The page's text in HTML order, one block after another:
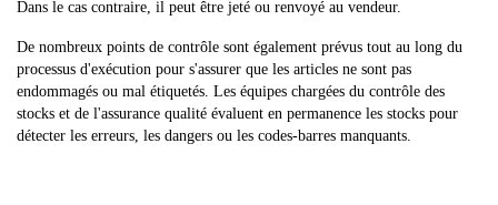
Dans le cas contraire, il peut être jeté ou renvoyé au vendeur.
De nombreux points de contrôle sont également prévus tout au long du
processus d'exécution pour s'assurer que les articles ne sont pas
endommagés ou mal étiquetés. Les équipes chargées du contrôle des
stocks et de l'assurance qualité évaluent en permanence les stocks pour
détecter les erreurs, les dangers ou les codes-barres manquants.